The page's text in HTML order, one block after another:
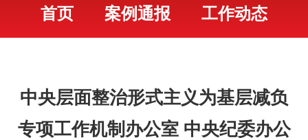
首页 案例通报 工作动态
中央层面整治形式主义为基层减负
专项工作机制办公室 中央纪委办公